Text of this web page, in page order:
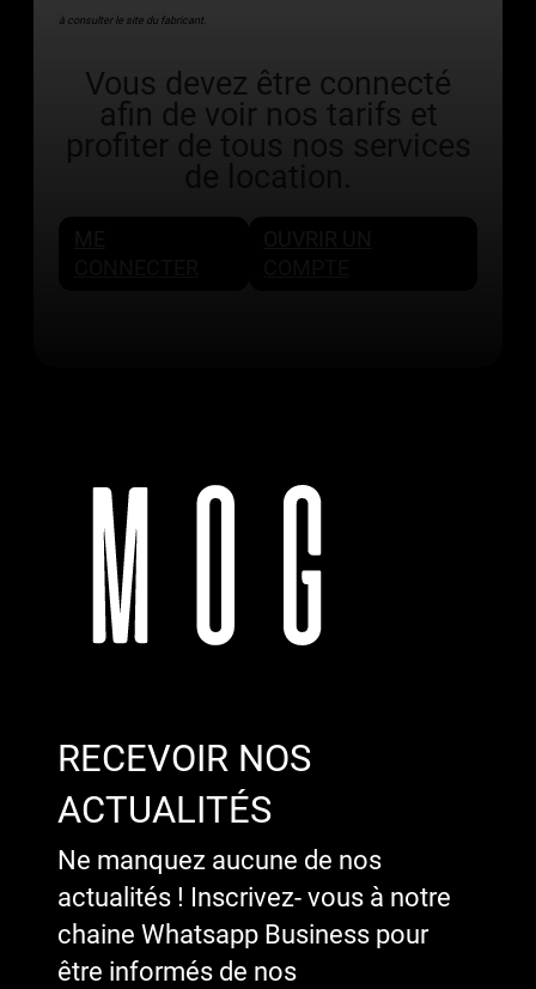
à consulter le site du fabricant.
Vous devez être connecté
afin de voir nos tarifs et
profiter de tous nos services
RECEVOIR NOS
ACTUALITÉS
Ne manquez aucune de nos
actualités ! Inscrivez- vous à notre
chaine Whatsapp Business pour
être informés de nos